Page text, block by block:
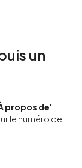
un
propos de'
le numéro de